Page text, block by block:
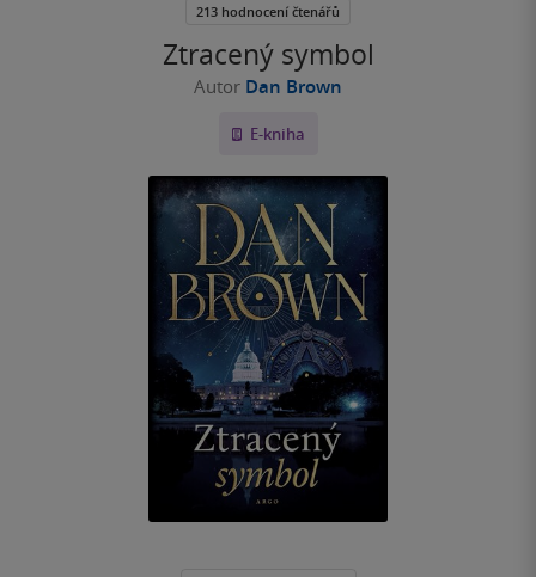
Ztracený symbol
Autor Dan Brown
E-kniha
5
213 hodnocení čtenářů